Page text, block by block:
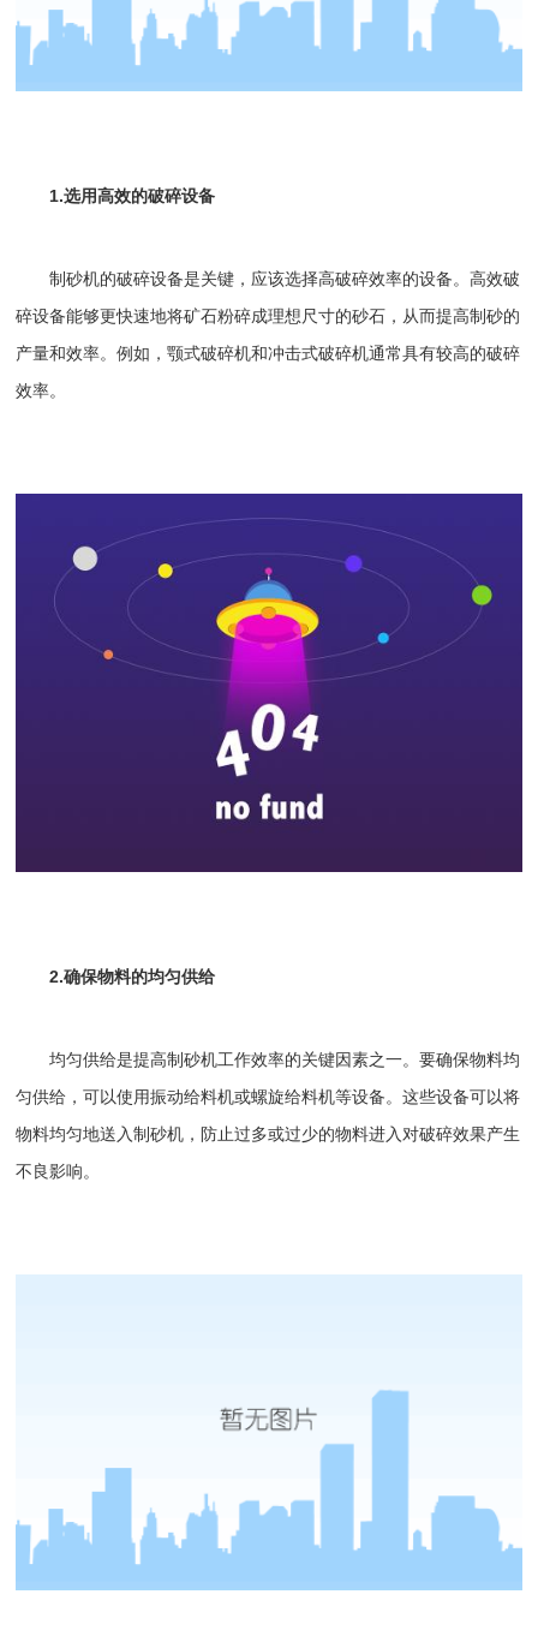
1.选用高效的破碎设备
制砂机的破碎设备是关键，应该选择高破碎效率的设备。高效破
碎设备能够更快速地将矿石粉碎成理想尺寸的砂石，从而提高制砂的
产量和效率。例如，颚式破碎机和冲击式破碎机通常具有较高的破碎
效率。
2.确保物料的均匀供给
均匀供给是提高制砂机工作效率的关键因素之一。要确保物料均
匀供给，可以使用振动给料机或螺旋给料机等设备。这些设备可以将
物料均匀地送入制砂机，防止过多或过少的物料进入对破碎效果产生
不良影响。